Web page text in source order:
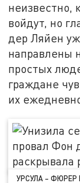
неизвестно,
войдут, но
дер Ляйен
направлены
простых
граждане
их
УРСУЛА –